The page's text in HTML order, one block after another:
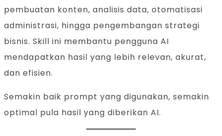
pembuatan konten, analisis data, otomatisasi
administrasi, hingga pengembangan strategi
bisnis. Skill ini membantu pengguna AI
mendapatkan hasil yang lebih relevan, akurat,
dan efisien.
Semakin baik prompt yang digunakan, semakin
optimal pula hasil yang diberikan AI.